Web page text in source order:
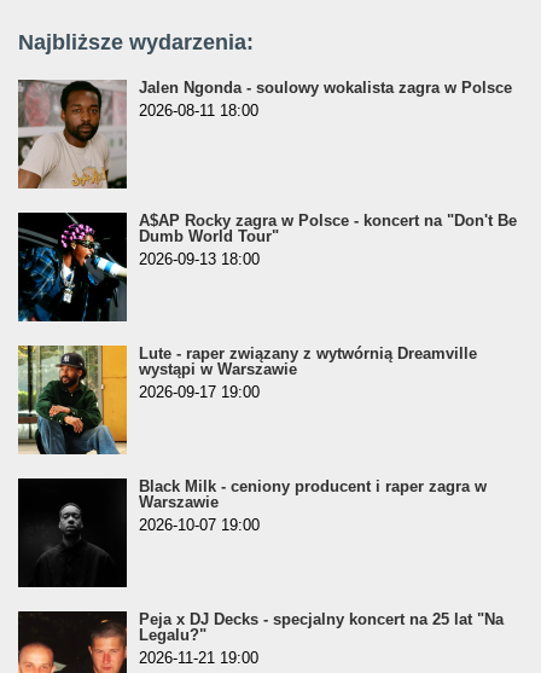
Najbliższe wydarzenia:
Jalen Ngonda - soulowy wokalista zagra w Polsce
2026-08-11 18:00
A$AP Rocky zagra w Polsce - koncert na "Don't Be
Dumb World Tour"
2026-09-13 18:00
Lute - raper związany z wytwórnią Dreamville
wystąpi w Warszawie
2026-09-17 19:00
Black Milk - ceniony producent i raper zagra w
Warszawie
2026-10-07 19:00
Peja x DJ Decks - specjalny koncert na 25 lat "Na
Legalu?"
2026-11-21 19:00